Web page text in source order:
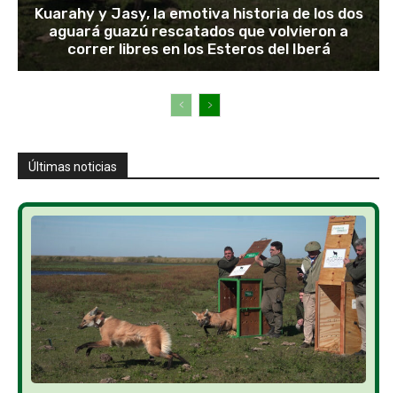
Kuarahy y Jasy, la emotiva historia de los dos
aguará guazú rescatados que volvieron a
correr libres en los Esteros del Iberá
Últimas noticias